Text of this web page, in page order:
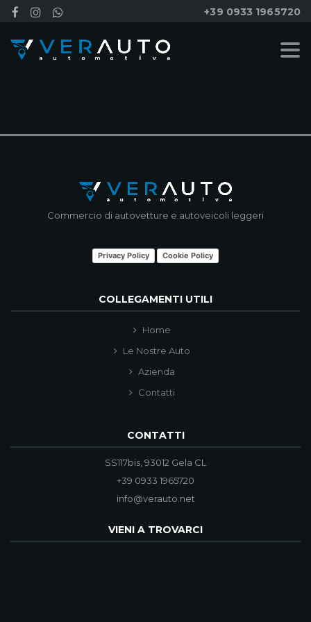
+39 0933 1965720
Commercio di autovetture e autoveicoli leggeri
Privacy Policy Cookie Policy
COLLEGAMENTI UTILI
Home
Le Nostre Auto
Azienda
Contatti
CONTATTI
SS117bis, 93012 Gela CL
+39 0933 1965720
info@verauto.net
VIENI A TROVARCI